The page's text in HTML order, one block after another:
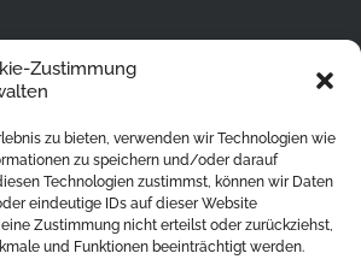
Zustimmung
zu bieten, verwenden wir Technologien wie
zu speichern und/oder darauf
Technologien zustimmst, können wir Daten
eindeutige IDs auf dieser Website
Zustimmung nicht erteilst oder zurückziehst,
und Funktionen beeinträchtigt werden.